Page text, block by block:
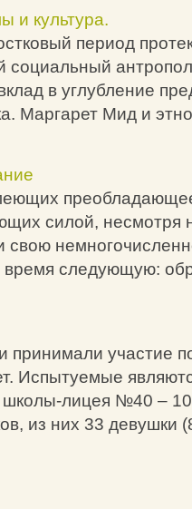
и культура.
период
социальный
в углубление
Маргарет Мид и
силой, несмотря
свою
время следующую:
принимали участие
Испытуемые
лицея №40 – 10
из них 33 девушки